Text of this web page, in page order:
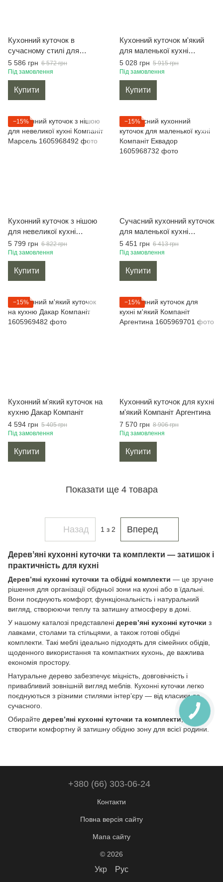
Кухонний куточок в
сучасному стилі для
невеликої кухні Компаніт
Корсика
5 586 грн 6 572 грн
Під замовлення
Купити
Кухонний куточок м'який
для маленької кухні
Компаніт Родос
5 028 грн 5 915 грн
Під замовлення
Купити
−15%
Кухонний куточок з нішою
для невеликої кухні
Компаніт Марсель
5 799 грн 6 822 грн
Під замовлення
Купити
−15%
Сучасний кухонний куточок
для маленької кухні
Компаніт Еквадор
5 451 грн 6 413 грн
Під замовлення
Купити
−15%
Кухонний м'який куточок на
кухню Дакар Компаніт
4 594 грн 5 405 грн
Під замовлення
Купити
−15%
Кухонний куточок для кухні
м'який Компаніт Аргентина
7 570 грн 8 906 грн
Під замовлення
Купити
Показати ще 4 товара
Назад 1 з 2 Вперед
Деревʼяні кухонні куточки та комплекти — затишок і
практичність для кухні
Деревʼяні кухонні куточки та обідні комплекти — це зручне
рішення для організації обідньої зони на кухні або в їдальні.
Вони поєднують комфорт, функціональність і натуральний
вигляд, створюючи теплу та затишну атмосферу в домі.
У нашому каталозі представлені деревʼяні кухонні куточки з
лавками, столами та стільцями, а також готові обідні
комплекти. Такі меблі ідеально підходять для сімейних обідів,
щоденного використання та компактних кухонь, де важлива
економія простору.
Натуральне дерево забезпечує міцність, довговічність і
привабливий зовнішній вигляд меблів. Кухонні куточки легко
поєднуються з різними стилями інтерʼєру — від класики до
сучасного.
Обирайте деревʼяні кухонні куточки та комплекти, щоб
створити комфортну й затишну обідню зону для всієї родини.
+380 (66) 303-06-24
Контакти
Повна версія сайту
Мапа сайту
© 2026
Укр Рус